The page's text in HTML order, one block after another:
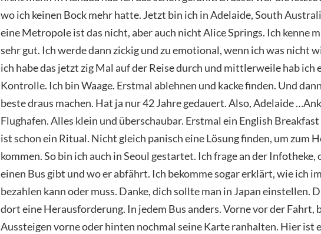
wo ich keinen Bock mehr hatte. Jetzt bin ich in Adelaide, South
eine Metropole ist das nicht, aber auch nicht Alice Springs. Ich kenne
sehr gut. Ich werde dann zickig und zu emotional, wenn ich was nicht
ich habe das jetzt zig Mal auf der Reise durch und mittlerweile hab ich
Kontrolle. Ich bin Waage. Erstmal ablehnen und kacke finden. Und
beste draus machen. Hat ja nur 42 Jahre gedauert. Also, Adelaide
Flughafen. Alles klein und überschaubar. Erstmal ein English Breakfast
ist schon ein Ritual. Nicht gleich panisch eine Lösung finden, um zum
kommen. So bin ich auch in Seoul gestartet. Ich frage an der Infotheke,
einen Bus gibt und wo er abfährt. Ich bekomme sogar erklärt, wie ich
bezahlen kann oder muss. Danke, dich sollte man in Japan einstellen.
dort eine Herausforderung. In jedem Bus anders. Vorne vor der Fahrt,
Aussteigen vorne oder hinten nochmal seine Karte ranhalten. Hier ist